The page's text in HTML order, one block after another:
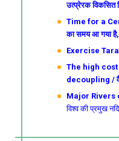
उत्प्रेरक विकसित
Time for a
का समय आ गया है,
Exercise
The high
decoupling /
Major Rivers
विश्व की प्रमुख